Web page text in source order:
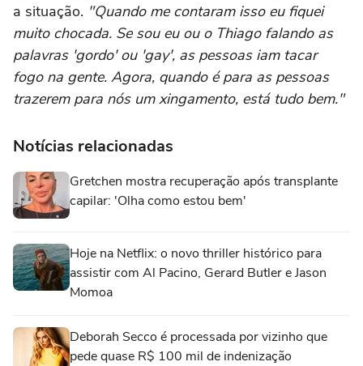
a situação. "Quando me contaram isso eu fiquei
muito chocada. Se sou eu ou o Thiago falando as
palavras 'gordo' ou 'gay', as pessoas iam tacar
fogo na gente. Agora, quando é para as pessoas
trazerem para nós um xingamento, está tudo bem."
Notícias relacionadas
Gretchen mostra recuperação após transplante
capilar: 'Olha como estou bem'
Hoje na Netflix: o novo thriller histórico para
assistir com Al Pacino, Gerard Butler e Jason
Momoa
Deborah Secco é processada por vizinho que
pede quase R$ 100 mil de indenização